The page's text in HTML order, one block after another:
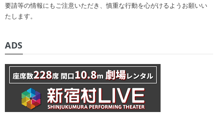
要請等の情報にもご注意いただき、慎重な行動を心がけるようお願いい
たします。
ADS